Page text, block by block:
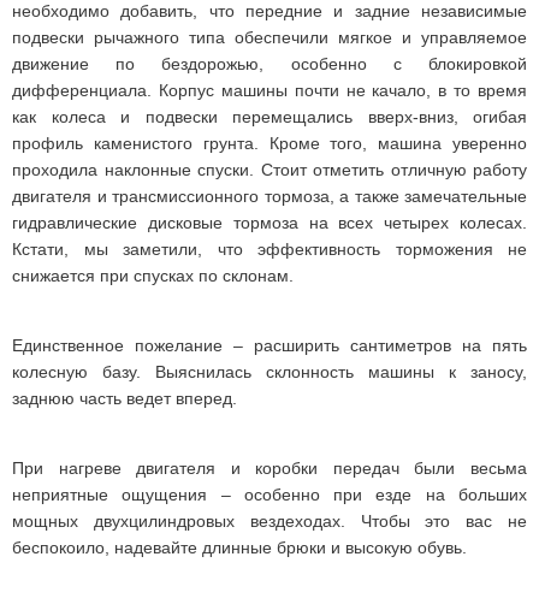
необходимо добавить, что передние и задние независимые
подвески рычажного типа обеспечили мягкое и управляемое
движение по бездорожью, особенно с блокировкой
дифференциала. Корпус машины почти не качало, в то время
как колеса и подвески перемещались вверх-вниз, огибая
профиль каменистого грунта. Кроме того, машина уверенно
проходила наклонные спуски. Стоит отметить отличную работу
двигателя и трансмиссионного тормоза, а также замечательные
гидравлические дисковые тормоза на всех четырех колесах.
Кстати, мы заметили, что эффективность торможения не
снижается при спусках по склонам.
Единственное пожелание – расширить сантиметров на пять
колесную базу. Выяснилась склонность машины к заносу,
заднюю часть ведет вперед.
При нагреве двигателя и коробки передач были весьма
неприятные ощущения – особенно при езде на больших
мощных двухцилиндровых вездеходах. Чтобы это вас не
беспокоило, надевайте длинные брюки и высокую обувь.